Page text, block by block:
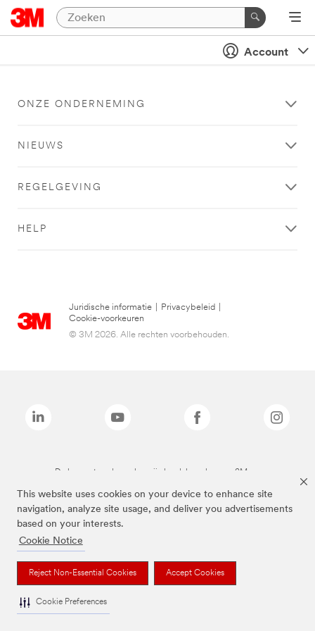
This website uses cookies on your device to enhance site
navigation, analyze site usage, and deliver you advertisements
based on your interests.
Cookie Notice
Reject Non-Essential Cookies Accept Cookies
Cookie Preferences
Account
ONZE ONDERNEMING
NIEUWS
REGELGEVING
HELP
Juridische informatie Privacybeleid
Cookie-voorkeuren
© 3M 2026. Alle rechten voorbehouden.
De bovenstaande merken zijn handelsmerken van 3M.we